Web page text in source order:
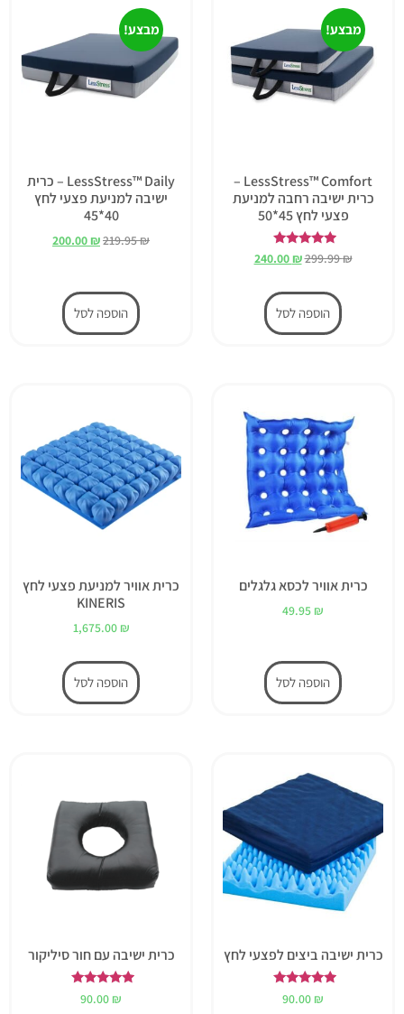
מבצע!
LessStress™ Comfort –
כרית ישיבה רחבה למניעת
פצעי לחץ 45*50
דורג
5.00
299.99₪
240.00₪
הוספה לסל
מבצע!
LessStress™ Daily – כרית
ישיבה למניעת פצעי לחץ
40*45
219.95₪
200.00₪
הוספה לסל
כרית אוויר לכסא גלגלים
49.95 ₪
הוספה לסל
כרית אוויר למניעת פצעי לחץ
KINERIS
1,675.00 ₪
הוספה לסל
כרית ישיבה ביצים לפצעי לחץ
דורג
5.00
90.00 ₪
כרית ישיבה עם חור סיליקור
דורג
5.00
90.00 ₪